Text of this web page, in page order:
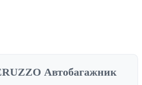
Автобагажник